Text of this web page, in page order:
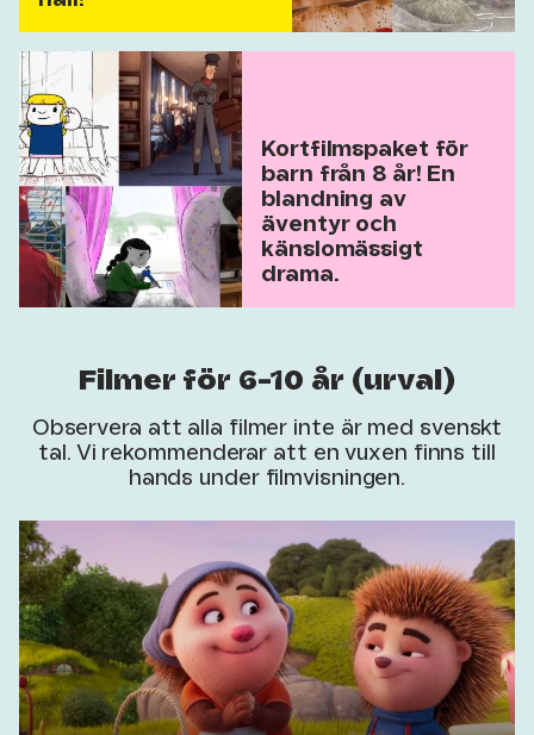
Kortfilmspaket för
barn från 8 år! En
blandning av
äventyr och
känslomässigt
drama.
Filmer för 6-10 år (urval)
Observera att alla filmer inte är med svenskt
tal. Vi rekommenderar att en vuxen finns till
hands under filmvisningen.